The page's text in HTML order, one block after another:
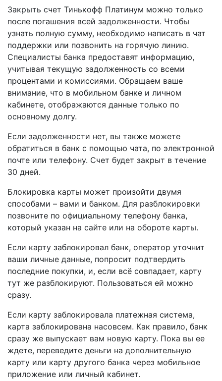
Закрыть счет Тинькофф Платинум можно только
после погашения всей задолженности. Чтобы
узнать полную сумму, необходимо написать в чат
поддержки или позвонить на горячую линию.
Специалисты банка предоставят информацию,
учитывая текущую задолженность со всеми
процентами и комиссиями. Обращаем ваше
внимание, что в мобильном банке и личном
кабинете, отображаются данные только по
основному долгу.
Если задолженности нет, вы также можете
обратиться в банк с помощью чата, по электронной
почте или телефону. Счет будет закрыт в течение
30 дней.
Блокировка карты может произойти двумя
способами – вами и банком. Для разблокировки
позвоните по официальному телефону банка,
который указан на сайте или на обороте карты.
Если карту заблокировал банк, оператор уточнит
ваши личные данные, попросит подтвердить
последние покупки, и, если всё совпадает, карту
тут же разблокируют. Пользоваться ей можно
сразу.
Если карту заблокировала платежная система,
карта заблокирована насовсем. Как правило, банк
сразу же выпускает вам новую карту. Пока вы ее
ждете, переведите деньги на дополнительную
карту или карту другого банка через мобильное
приложение или личный кабинет.